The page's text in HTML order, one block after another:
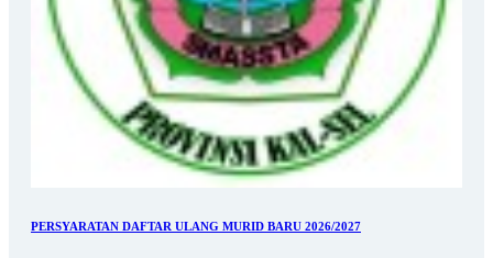
PERSYARATAN DAFTAR ULANG MURID BARU 2026/2027